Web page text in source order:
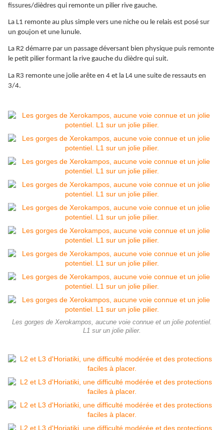
fissures/dièdres qui remonte un pilier rive gauche.
La L1 remonte au plus simple vers une niche ou le relais est posé sur
un goujon et une lunule.
La R2 démarre par un passage déversant bien physique puis remonte
le petit pilier formant la rive gauche du dièdre qui suit.
La R3 remonte une jolie arête en 4 et la L4 une suite de ressauts en
3/4.
Les gorges de Xerokampos, aucune voie connue et un jolie potentiel.
L1 sur un jolie pilier.